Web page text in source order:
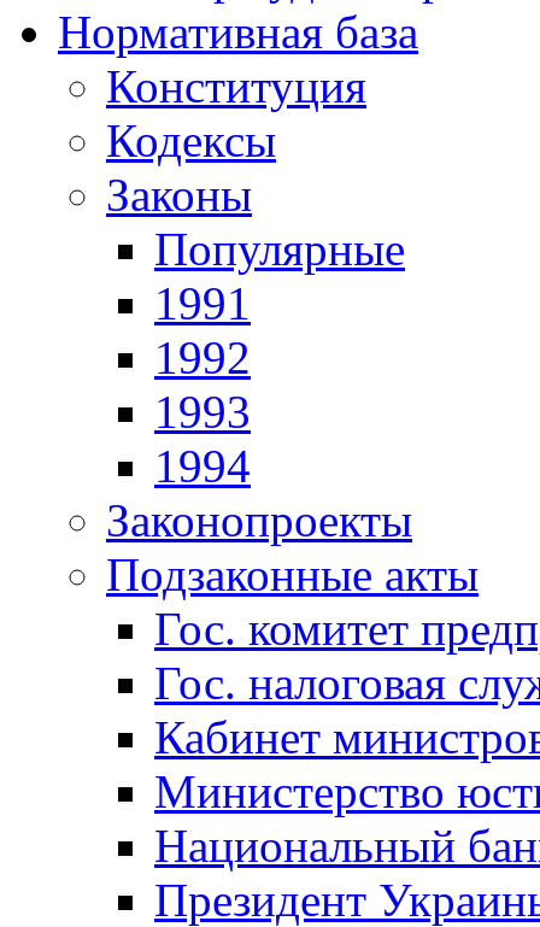
Нормативная база
Конституция
Кодексы
Законы
Популярные
1991
1992
1993
1994
Законопроекты
Подзаконные акты
Гос. комитет
Гос. налоговая
Кабинет
Министерство
Национальный
Президент